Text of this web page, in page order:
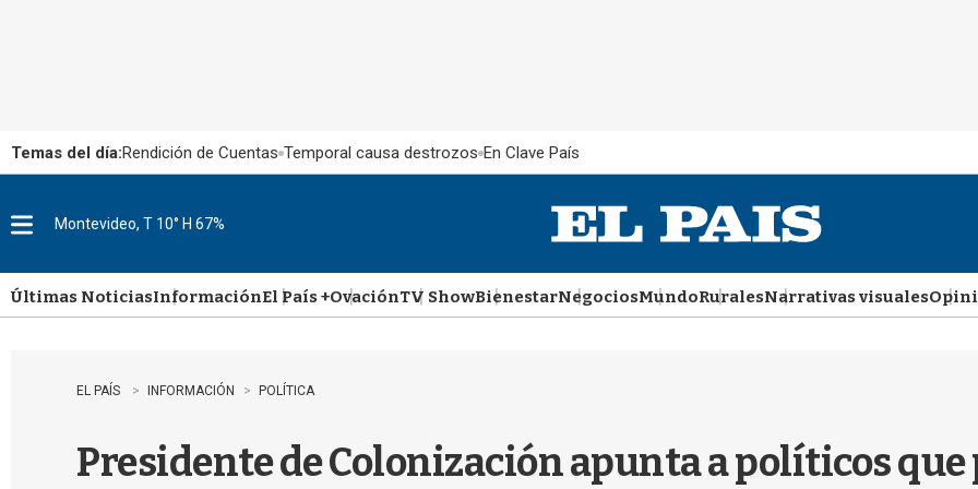
Temas del día:Rendición de Cuentas Temporal causa destrozos En Clave País
u
Montevideo, T 10° H 67%
Últimas NoticiasInformaciónEl País +OvaciónTV ShowBienestarNegociosMundoRuralesNarrativas visuales
EL PAÍS INFORMACIÓN POLÍTICA
Presidente de Colonización apunta a políticos